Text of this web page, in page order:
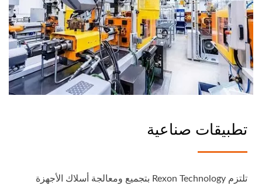
تطبيقات صناعية
تلتزم Rexon Technology بتجميع ومعالجة أسلاك الأجهزة